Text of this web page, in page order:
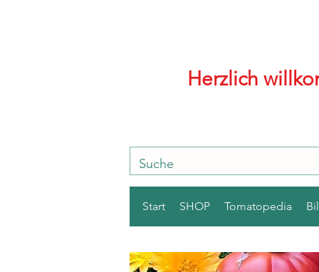
Herzlich
Start SHOP Tomatopedia